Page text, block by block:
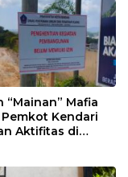
“Mainan” Mafia
Kendari
Aktifitas di